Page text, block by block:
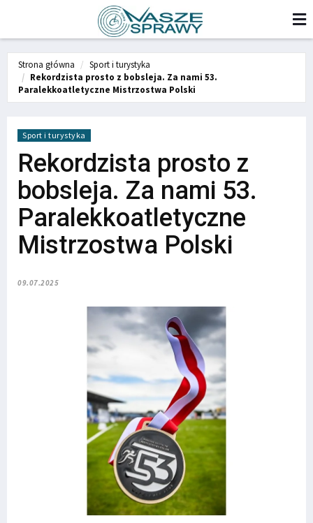
Strona główna
Sport i turystyka
Rekordzista prosto z bobsleja. Za nami 53.
Paralekkoatletyczne Mistrzostwa Polski
Sport i turystyka
Rekordzista prosto z
bobsleja. Za nami 53.
Paralekkoatletyczne
Mistrzostwa Polski
09.07.2025